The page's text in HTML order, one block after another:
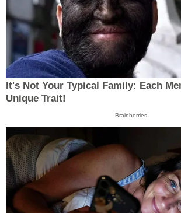
It's Not Your Typical Family: Each
Unique Trait!
Brainberries